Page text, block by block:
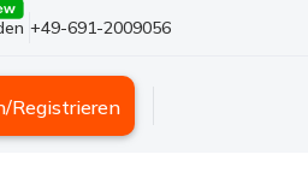
+49-691-2009056
Registrieren